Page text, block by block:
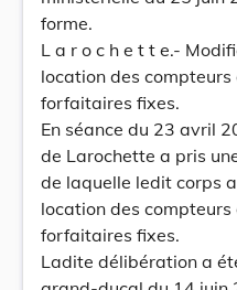
forme.
L a r o c h e t t e.-
location des compteurs
forfaitaires fixes.
En séance du 23 avril
de Larochette a pris
de laquelle ledit corps
location des compteurs
forfaitaires fixes.
Ladite délibération a